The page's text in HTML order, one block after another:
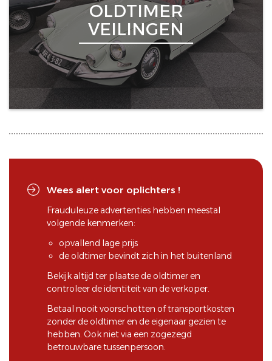
OLDTIMER
VEILINGEN
Wees alert voor oplichters !
Frauduleuze advertenties hebben meestal
volgende kenmerken:
opvallend lage prijs
de oldtimer bevindt zich in het buitenland
Bekijk altijd ter plaatse de oldtimer en
controleer de identiteit van de verkoper.
Betaal nooit voorschotten of transportkosten
zonder de oldtimer en de eigenaar gezien te
hebben. Ook niet via een zogezegd
betrouwbare tussenpersoon.